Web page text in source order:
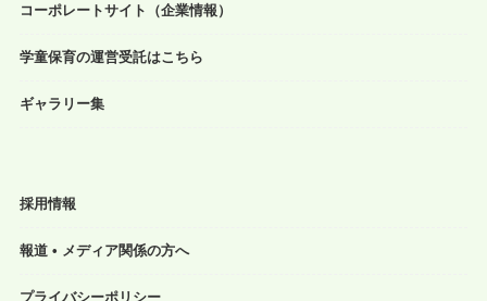
コーポレートサイト（企業情報）
学童保育の運営受託はこちら
ギャラリー集
採用情報
報道 • メディア関係の方へ
プライバシーポリシー